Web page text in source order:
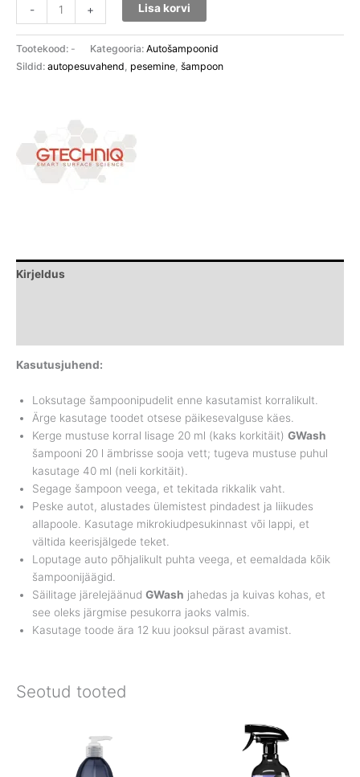
- + Lisa korvi
Tootekood: - Kategooria: Autošampoonid
Sildid: autopesuvahend, pesemine, šampoon
Kirjeldus
Kasutusjuhend:
Loksutage šampoonipudelit enne kasutamist korralikult.
Ärge kasutage toodet otsese päikesevalguse käes.
Kerge mustuse korral lisage 20 ml (kaks korkitäit) GWash
šampooni 20 l ämbrisse sooja vett; tugeva mustuse puhul
kasutage 40 ml (neli korkitäit).
Segage šampoon veega, et tekitada rikkalik vaht.
Peske autot, alustades ülemistest pindadest ja liikudes
allapoole. Kasutage mikrokiudpesukinnast või lappi, et
vältida keerisjälgede teket.
Loputage auto põhjalikult puhta veega, et eemaldada kõik
šampoonijäägid.
Säilitage järelejäänud GWash jahedas ja kuivas kohas, et
see oleks järgmise pesukorra jaoks valmis.
Kasutage toode ära 12 kuu jooksul pärast avamist.
Seotud tooted
€13.90
through
€22.90
range:
€11.90
through
€17.90